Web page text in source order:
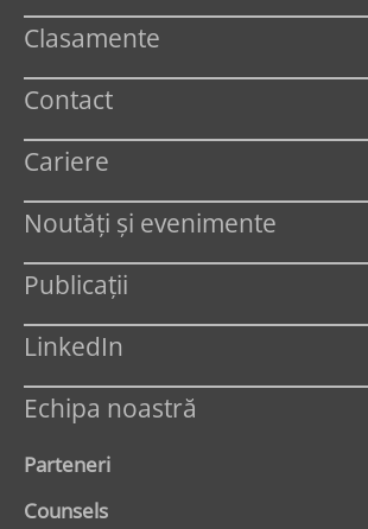
Clasamente
Contact
Cariere
Noutăți și evenimente
Publicații
LinkedIn
Echipa noastră
Parteneri
Counsels